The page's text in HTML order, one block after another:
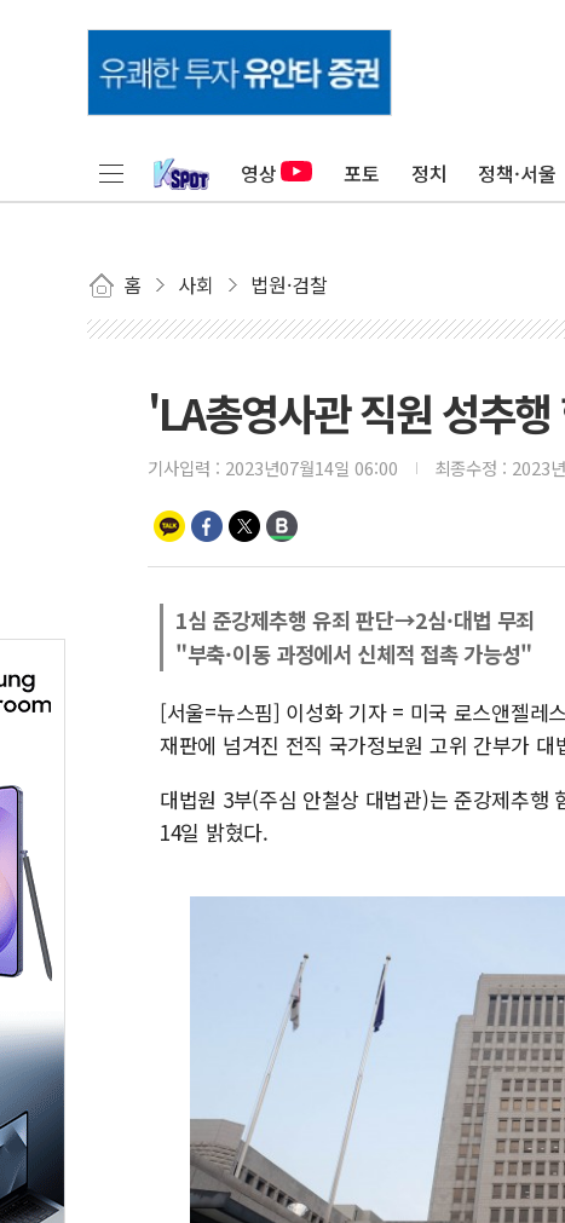
영상 포토 정치 정책·서울
홈 사회 법원·검찰
'LA총영사관 직원 성추
기사입력 : 2023년07월14일 06:00 최종수정 : 2023
1심 준강제추행 유죄 판단→2심·대법 무죄
"부축·이동 과정에서 신체적 접촉 가능성"
[서울=뉴스핌] 이성화 기자 = 미국 로스앤젤레
재판에 넘겨진 전직 국가정보원 고위 간부가
대법원 3부(주심 안철상 대법관)는 준강제추행
14일 밝혔다.